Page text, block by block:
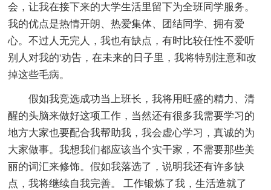
会，让我在接下来的大学生活里留下为全班同学服务。
我的优点是热情开朗、热爱集体、团结同学、拥有爱
心。不过人无完人，我也有缺点，有时比较任性不爱听
别人对我的'劝告，在未来的日子里，我将特别注意和改
掉这些毛病。
假如我竞选成功当上班长，我将用旺盛的精力、清
醒的头脑来做好这项工作，当然还有很多我需要学习的
地方大家也要配合我帮助我，我会虚心学习，真诚的为
大家做事。我想我们都应该当个实干家，不需要那些美
丽的词汇来修饰。假如我落选了，说明我还有许多缺
点，我将继续自我完善。 工作锻炼了我，生活造就了